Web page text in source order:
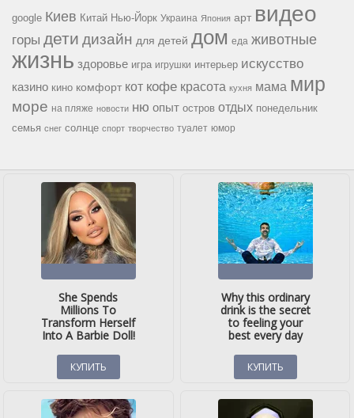
google Киев Китай Нью-Йорк Украина Япония арт видео
горы дети дизайн для детей дом еда животные
жизнь здоровье игра игрушки интерьер искусство
казино кино комфорт кот кофе красота кухня мама мир
море на пляже новости ню опыт остров отдых понедельник
семья снег солнце спорт творчество туалет юмор